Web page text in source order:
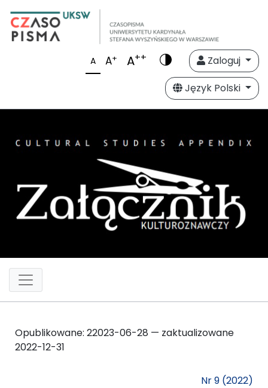
A A+ A++
Zaloguj
Język Polski
Opublikowane: 22023-06-28 — zaktualizowane
2022-12-31
Nr 9 (2022)